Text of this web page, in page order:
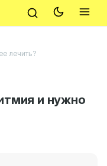
лечить?
и нужно